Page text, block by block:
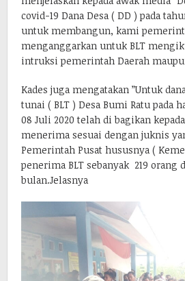
covid-19 Dana Desa ( DD ) pada
untuk membangun, kami
menganggarkan untuk BLT
intruksi pemerintah Daerah
Kades juga mengatakan ”Untuk
tunai ( BLT ) Desa Bumi Ratu pada
08 Juli 2020 telah di bagikan
menerima sesuai dengan juknis
Pemerintah Pusat hususnya (
penerima BLT sebanyak 219 orang
bulan.Jelasnya